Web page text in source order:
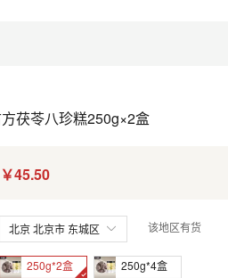
茯苓八珍糕250g×2盒
￥45.50
北京 北京市 东城区 该地区有货
250g*2盒 250g*4盒